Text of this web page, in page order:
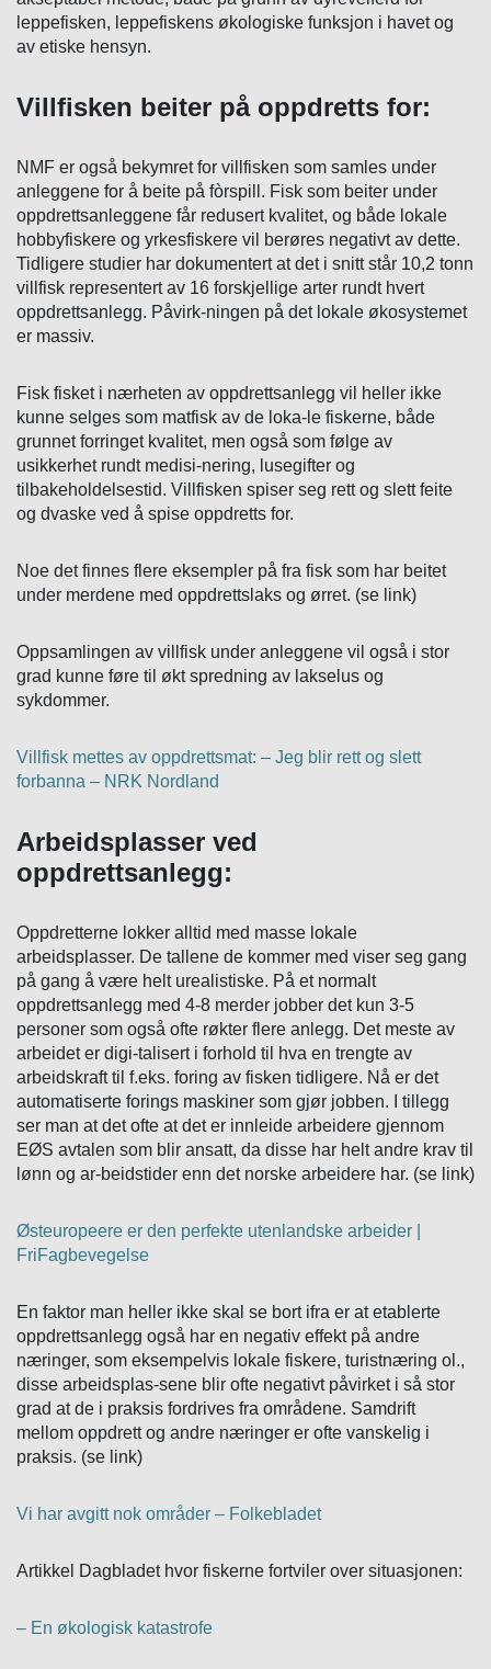
leppefisken, leppefiskens økologiske funksjon i havet og
av etiske hensyn.
Villfisken beiter på oppdretts for:
NMF er også bekymret for villfisken som samles under
anleggene for å beite på fòrspill. Fisk som beiter under
oppdrettsanleggene får redusert kvalitet, og både lokale
hobbyfiskere og yrkesfiskere vil berøres negativt av dette.
Tidligere studier har dokumentert at det i snitt står 10,2 tonn
villfisk representert av 16 forskjellige arter rundt hvert
oppdrettsanlegg. Påvirk-ningen på det lokale økosystemet
er massiv.
Fisk fisket i nærheten av oppdrettsanlegg vil heller ikke
kunne selges som matfisk av de loka-le fiskerne, både
grunnet forringet kvalitet, men også som følge av
usikkerhet rundt medisi-nering, lusegifter og
tilbakeholdelsestid. Villfisken spiser seg rett og slett feite
og dvaske ved å spise oppdretts for.
Noe det finnes flere eksempler på fra fisk som har beitet
under merdene med oppdrettslaks og ørret. (se link)
Oppsamlingen av villfisk under anleggene vil også i stor
grad kunne føre til økt spredning av lakselus og
sykdommer.
Villfisk mettes av oppdrettsmat: – Jeg blir rett og slett
forbanna – NRK Nordland
Arbeidsplasser ved
oppdrettsanlegg:
Oppdretterne lokker alltid med masse lokale
arbeidsplasser. De tallene de kommer med viser seg gang
på gang å være helt urealistiske. På et normalt
oppdrettsanlegg med 4-8 merder jobber det kun 3-5
personer som også ofte røkter flere anlegg. Det meste av
arbeidet er digi-talisert i forhold til hva en trengte av
arbeidskraft til f.eks. foring av fisken tidligere. Nå er det
automatiserte forings maskiner som gjør jobben. I tillegg
ser man at det ofte at det er innleide arbeidere gjennom
EØS avtalen som blir ansatt, da disse har helt andre krav til
lønn og ar-beidstider enn det norske arbeidere har. (se link)
Østeuropeere er den perfekte utenlandske arbeider |
FriFagbevegelse
En faktor man heller ikke skal se bort ifra er at etablerte
oppdrettsanlegg også har en negativ effekt på andre
næringer, som eksempelvis lokale fiskere, turistnæring ol.,
disse arbeidsplas-sene blir ofte negativt påvirket i så stor
grad at de i praksis fordrives fra områdene. Samdrift
mellom oppdrett og andre næringer er ofte vanskelig i
praksis. (se link)
Vi har avgitt nok områder – Folkebladet
Artikkel Dagbladet hvor fiskerne fortviler over situasjonen:
– En økologisk katastrofe